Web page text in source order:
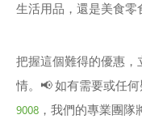
生活用品，還是美食零
把握這個難得的優惠
情。📢 如有需要或任
9008 ，我們的專業團隊